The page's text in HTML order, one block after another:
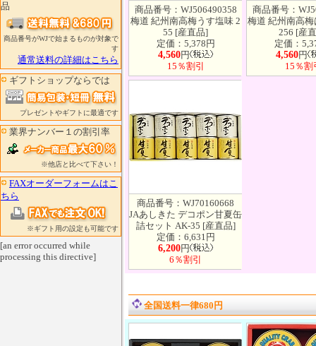
品
商品番号がWJで始まるものが対象で
す
通常送料の詳細はこちら
ギフトショップならでは
プレゼントやギフトに最適です
業界ナンバー１の割引率
※他店と比べて下さい！
FAXオーダーフォームはこ
ちら
※ギフト用の設定も可能です
[an error occurred while
processing this directive]
商品番号：WJ506490358
梅道 紀州南高梅うす塩味 2
55 [産直品]
定価：5,378円
4,560円
15％割引
商品番号：
梅道 紀州南高
256 [産
定価：
4,560円
15％割
商品番号：WJ70160668
JAあしきた デコポン甘夏缶
詰セット AK-35 [産直品]
定価：6,631円
6,200円
6％割引
全国送料一律680円